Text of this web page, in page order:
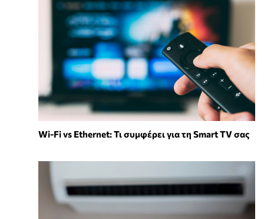
Wi-Fi vs Ethernet: Τι συμφέρει για τη Smart TV σας